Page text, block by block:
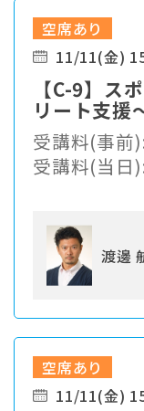
空席あり
11/11(金)
【C-9】ス
リート支援
知見を如何
受講料(事
受講料(当
渡邊
空席あり
11/11(金)